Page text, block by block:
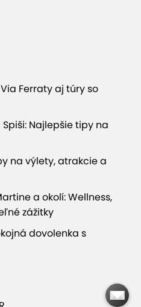
Ferraty aj túry so
Najlepšie tipy na
na výlety, atrakcie a
a okolí: Wellness,
zážitky
dovolenka s